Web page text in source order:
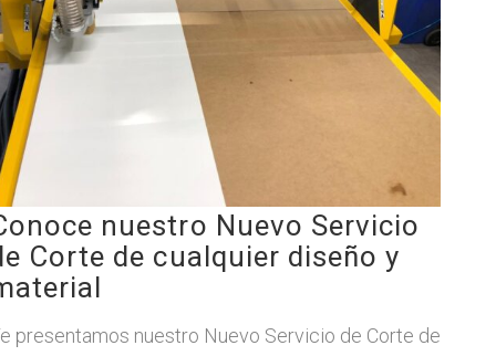
nuestro Nuevo Servicio
Corte de cualquier diseño y
presentamos nuestro Nuevo Servicio de Corte de